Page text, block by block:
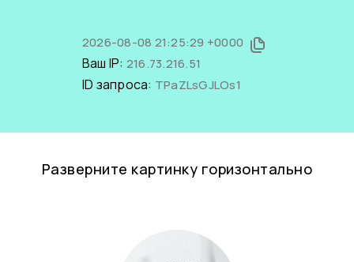
2026-08-08 21:25:29 +0000
Ваш IP: 216.73.216.51
ID запроса: TPaZLsGJLOs1
Разверните картинку горизонтально